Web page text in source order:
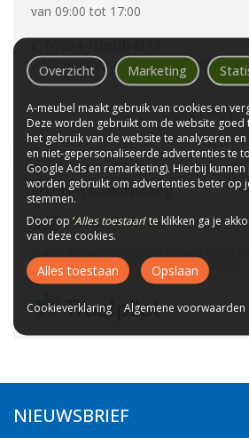
van 09:00 tot 17:00
info@a-meubel.nl
24/7 bereikbaar, antwoord binnen
CONTACT
Klanten beoordeling
9,2
weer mee genomen heel dik te vreden
NIEUWSBRIEF
Overzicht Marketing
A-meubel maakt gebruik van cookies en
Deze worden gebruikt om de website goed
het gebruik van de website te analyseren
en niet-gepersonaliseerde advertenties te
Google Ads en remarketing). Hierbij
worden gebruikt om advertenties beter op
stemmen.
Door op ‘Alles toestaan’ te klikken ga je
van deze cookies.
Alles toestaan Opslaan
Cookieverklaring Algemene voorwaarden